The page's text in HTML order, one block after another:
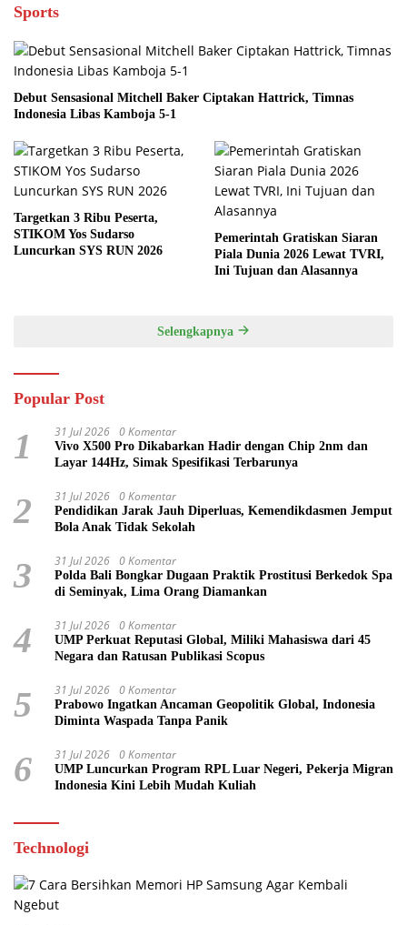
Sports
Debut Sensasional Mitchell Baker Ciptakan Hattrick, Timnas
Indonesia Libas Kamboja 5-1
Targetkan 3 Ribu Peserta,
STIKOM Yos Sudarso
Luncurkan SYS RUN 2026
Pemerintah Gratiskan Siaran
Piala Dunia 2026 Lewat TVRI,
Ini Tujuan dan Alasannya
Selengkapnya
Popular Post
1 31 Jul 2026 0 Komentar
Vivo X500 Pro Dikabarkan Hadir dengan Chip 2nm dan
Layar 144Hz, Simak Spesifikasi Terbarunya
2 31 Jul 2026 0 Komentar
Pendidikan Jarak Jauh Diperluas, Kemendikdasmen Jemput
Bola Anak Tidak Sekolah
3 31 Jul 2026 0 Komentar
Polda Bali Bongkar Dugaan Praktik Prostitusi Berkedok Spa
di Seminyak, Lima Orang Diamankan
4 31 Jul 2026 0 Komentar
UMP Perkuat Reputasi Global, Miliki Mahasiswa dari 45
Negara dan Ratusan Publikasi Scopus
5 31 Jul 2026 0 Komentar
Prabowo Ingatkan Ancaman Geopolitik Global, Indonesia
Diminta Waspada Tanpa Panik
6 31 Jul 2026 0 Komentar
UMP Luncurkan Program RPL Luar Negeri, Pekerja Migran
Indonesia Kini Lebih Mudah Kuliah
Technologi